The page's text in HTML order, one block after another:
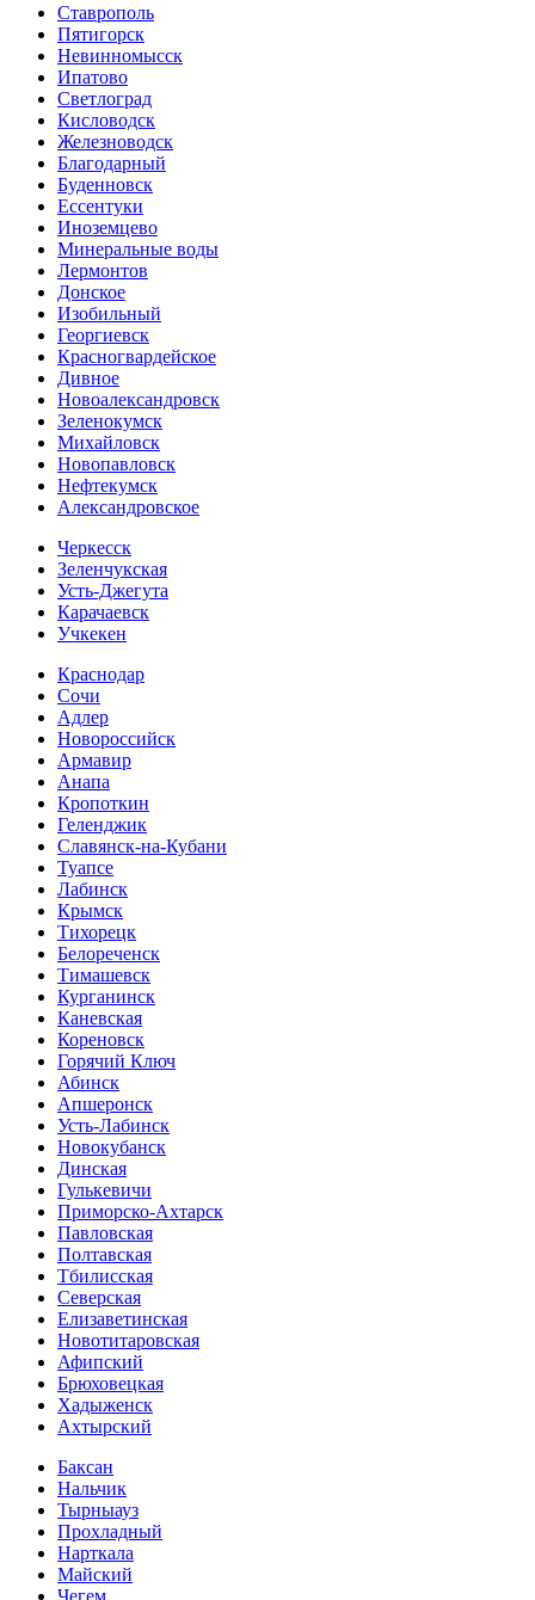
Ставрополь
Пятигорск
Невинномысск
Ипатово
Светлоград
Кисловодск
Железноводск
Благодарный
Буденновск
Ессентуки
Иноземцево
Минеральные воды
Лермонтов
Донское
Изобильный
Георгиевск
Красногвардейское
Дивное
Новоалександровск
Зеленокумск
Михайловск
Новопавловск
Нефтекумск
Александровское
Черкесск
Зеленчукская
Усть-Джегута
Карачаевск
Учкекен
Краснодар
Сочи
Адлер
Новороссийск
Армавир
Анапа
Кропоткин
Геленджик
Славянск-на-Кубани
Туапсе
Лабинск
Крымск
Тихорецк
Белореченск
Тимашевск
Курганинск
Каневская
Кореновск
Горячий Ключ
Абинск
Апшеронск
Усть-Лабинск
Новокубанск
Динская
Гулькевичи
Приморско-Ахтарск
Павловская
Полтавская
Тбилисская
Северская
Елизаветинская
Новотитаровская
Афипский
Брюховецкая
Хадыженск
Ахтырский
Баксан
Нальчик
Тырныауз
Прохладный
Нарткала
Майский
Чегем